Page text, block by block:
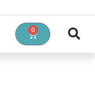
0
Cart